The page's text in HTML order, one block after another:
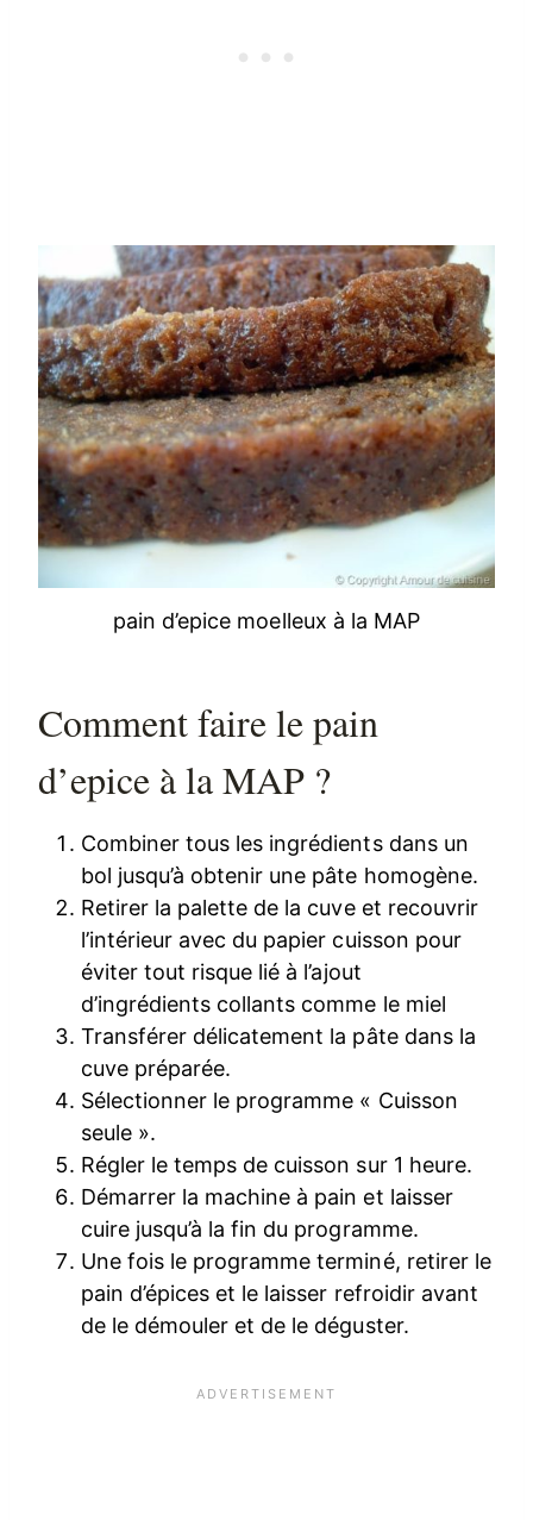
pain d’epice moelleux à la MAP
Comment faire le pain
d’epice à la MAP ?
Combiner tous les ingrédients dans un
bol jusqu’à obtenir une pâte homogène.
Retirer la palette de la cuve et recouvrir
l’intérieur avec du papier cuisson pour
éviter tout risque lié à l’ajout
d’ingrédients collants comme le miel
Transférer délicatement la pâte dans la
cuve préparée.
Sélectionner le programme « Cuisson
seule ».
Régler le temps de cuisson sur 1 heure.
Démarrer la machine à pain et laisser
cuire jusqu’à la fin du programme.
Une fois le programme terminé, retirer le
pain d’épices et le laisser refroidir avant
de le démouler et de le déguster.